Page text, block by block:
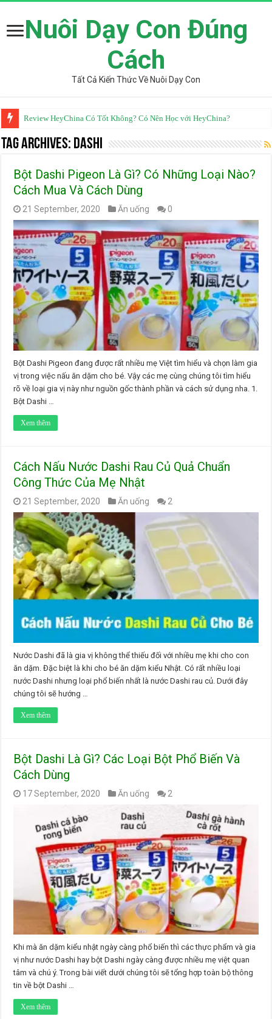
Nuôi Dạy Con Đúng
Cách
Tất Cả Kiến Thức Về Nuôi Dạy Con
Review HeyChina Có Tốt Không? Có Nên Học với HeyChina?
Từ Điển Mazii Có Tốt Không? Review Chi Tiết Từ Góc Nhìn Chuyên Gia
Tag Archives: Dashi
Bột Dashi Pigeon Là Gì? Có Những Loại Nào?
Cách Mua Và Cách Dùng
21 September, 2020 Ăn uống 0
Bột Dashi Pigeon đang được rất nhiều mẹ Việt tìm hiểu và chọn làm gia
vị trong việc nấu ăn dặm cho bé. Vậy các mẹ cùng chúng tôi tìm hiểu
rõ về loại gia vị này như nguồn gốc thành phần và cách sử dụng nha. 1.
Bột Dashi …
Xem thêm
Cách Nấu Nước Dashi Rau Củ Quả Chuẩn
Công Thức Của Mẹ Nhật
21 September, 2020 Ăn uống 2
Nước Dashi đã là gia vị không thể thiếu đối với nhiều mẹ khi cho con
ăn dặm. Đặc biệt là khi cho bé ăn dặm kiểu Nhật. Có rất nhiều loại
nước Dashi nhưng loại phổ biến nhất là nước Dashi rau củ. Dưới đây
chúng tôi sẽ hướng …
Xem thêm
Bột Dashi Là Gì? Các Loại Bột Phổ Biến Và
Cách Dùng
17 September, 2020 Ăn uống 2
Khi mà ăn dặm kiểu nhật ngày càng phổ biến thì các thực phẩm và gia
vị như nước Dashi hay bột Dashi ngày càng được nhiều mẹ việt quan
tâm và chú ý. Trong bài viết dưới chúng tôi sẽ tổng hợp toàn bộ thông
tin về bột Dashi …
Xem thêm